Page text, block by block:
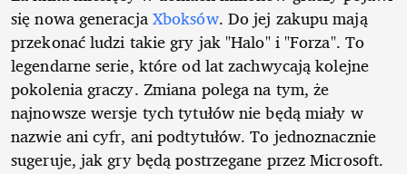
się nowa generacjaXboksów. Do jej zakupu mają
przekonać ludzi takie gry jak "Halo" i "Forza". To
legendarne serie, które od lat zachwycają kolejne
pokolenia graczy. Zmiana polega na tym, że
najnowsze wersje tych tytułów nie będą miały w
nazwie ani cyfr, ani podtytułów. To jednoznacznie
sugeruje, jak gry będą postrzegane przez Microsoft.